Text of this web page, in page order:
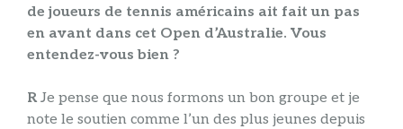
de joueurs de tennis américains ait fait un pas
en avant dans cet Open d’Australie. Vous
entendez-vous bien ?
RJe pense que nous formons un bon groupe et je
note le soutien comme l’un des plus jeunes depuis